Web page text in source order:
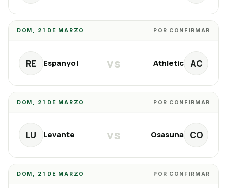
DOM, 21 DE MARZO POR CONFIRMAR
RE Espanyol vs AC
Athletic
DOM, 21 DE MARZO POR CONFIRMAR
LU Levante vs CO
Osasuna
DOM, 21 DE MARZO POR CONFIRMAR